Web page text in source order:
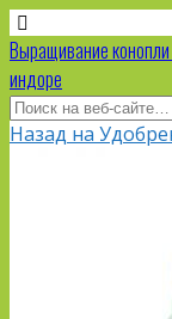
Выращивание
индоре
Назад на